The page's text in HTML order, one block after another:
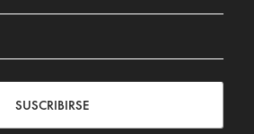
SUSCRIBIRSE